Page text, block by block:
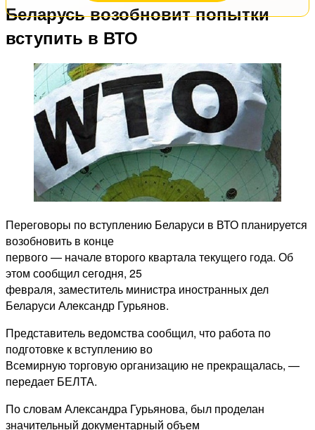
Беларусь возобновит попытки
вступить в ВТО
Переговоры по вступлению Беларуси в ВТО планируется
возобновить в конце
первого — начале второго квартала текущего года. Об
этом сообщил сегодня, 25
февраля, заместитель министра иностранных дел
Беларуси Александр Гурьянов.
Представитель ведомства сообщил, что работа по
подготовке к вступлению во
Всемирную торговую организацию не прекращалась, —
передает БЕЛТА.
По словам Александра Гурьянова, был проделан
значительный документарный объем